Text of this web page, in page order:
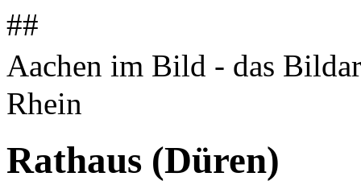
##
Aachen im Bild - das
Rhein
Rathaus (Düren)